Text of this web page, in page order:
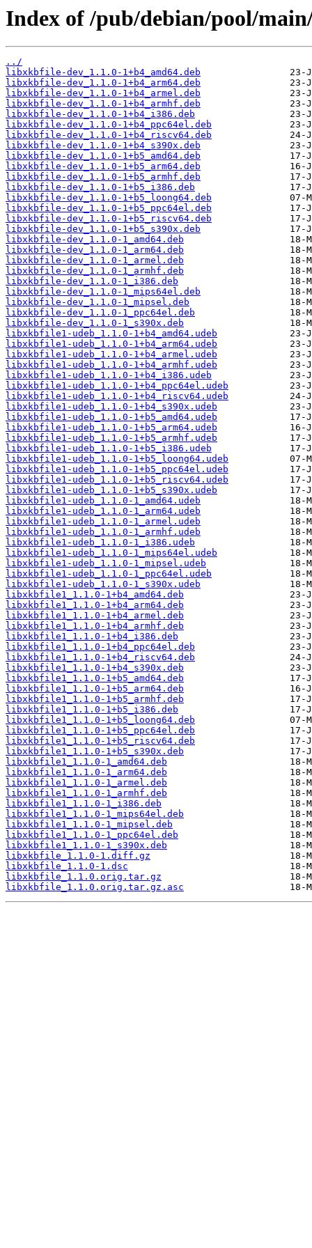
Index of /pub/debian/pool/
../
libxkbfile-dev_1.1.0-1+b4_amd64.deb
libxkbfile-dev_1.1.0-1+b4_arm64.deb
libxkbfile-dev_1.1.0-1+b4_armel.deb
libxkbfile-dev_1.1.0-1+b4_armhf.deb
libxkbfile-dev_1.1.0-1+b4_i386.deb
libxkbfile-dev_1.1.0-1+b4_ppc64el.deb
libxkbfile-dev_1.1.0-1+b4_riscv64.deb
libxkbfile-dev_1.1.0-1+b4_s390x.deb
libxkbfile-dev_1.1.0-1+b5_amd64.deb
libxkbfile-dev_1.1.0-1+b5_arm64.deb
libxkbfile-dev_1.1.0-1+b5_armhf.deb
libxkbfile-dev_1.1.0-1+b5_i386.deb
libxkbfile-dev_1.1.0-1+b5_loong64.deb
libxkbfile-dev_1.1.0-1+b5_ppc64el.deb
libxkbfile-dev_1.1.0-1+b5_riscv64.deb
libxkbfile-dev_1.1.0-1+b5_s390x.deb
libxkbfile-dev_1.1.0-1_amd64.deb
libxkbfile-dev_1.1.0-1_arm64.deb
libxkbfile-dev_1.1.0-1_armel.deb
libxkbfile-dev_1.1.0-1_armhf.deb
libxkbfile-dev_1.1.0-1_i386.deb
libxkbfile-dev_1.1.0-1_mips64el.deb
libxkbfile-dev_1.1.0-1_mipsel.deb
libxkbfile-dev_1.1.0-1_ppc64el.deb
libxkbfile-dev_1.1.0-1_s390x.deb
libxkbfile1-udeb_1.1.0-1+b4_amd64.udeb
libxkbfile1-udeb_1.1.0-1+b4_arm64.udeb
libxkbfile1-udeb_1.1.0-1+b4_armel.udeb
libxkbfile1-udeb_1.1.0-1+b4_armhf.udeb
libxkbfile1-udeb_1.1.0-1+b4_i386.udeb
libxkbfile1-udeb_1.1.0-1+b4_ppc64el.udeb
libxkbfile1-udeb_1.1.0-1+b4_riscv64.udeb
libxkbfile1-udeb_1.1.0-1+b4_s390x.udeb
libxkbfile1-udeb_1.1.0-1+b5_amd64.udeb
libxkbfile1-udeb_1.1.0-1+b5_arm64.udeb
libxkbfile1-udeb_1.1.0-1+b5_armhf.udeb
libxkbfile1-udeb_1.1.0-1+b5_i386.udeb
libxkbfile1-udeb_1.1.0-1+b5_loong64.udeb
libxkbfile1-udeb_1.1.0-1+b5_ppc64el.udeb
libxkbfile1-udeb_1.1.0-1+b5_riscv64.udeb
libxkbfile1-udeb_1.1.0-1+b5_s390x.udeb
libxkbfile1-udeb_1.1.0-1_amd64.udeb
libxkbfile1-udeb_1.1.0-1_arm64.udeb
libxkbfile1-udeb_1.1.0-1_armel.udeb
libxkbfile1-udeb_1.1.0-1_armhf.udeb
libxkbfile1-udeb_1.1.0-1_i386.udeb
libxkbfile1-udeb_1.1.0-1_mips64el.udeb
libxkbfile1-udeb_1.1.0-1_mipsel.udeb
libxkbfile1-udeb_1.1.0-1_ppc64el.udeb
libxkbfile1-udeb_1.1.0-1_s390x.udeb
libxkbfile1_1.1.0-1+b4_amd64.deb
libxkbfile1_1.1.0-1+b4_arm64.deb
libxkbfile1_1.1.0-1+b4_armel.deb
libxkbfile1_1.1.0-1+b4_armhf.deb
libxkbfile1_1.1.0-1+b4_i386.deb
libxkbfile1_1.1.0-1+b4_ppc64el.deb
libxkbfile1_1.1.0-1+b4_riscv64.deb
libxkbfile1_1.1.0-1+b4_s390x.deb
libxkbfile1_1.1.0-1+b5_amd64.deb
libxkbfile1_1.1.0-1+b5_arm64.deb
libxkbfile1_1.1.0-1+b5_armhf.deb
libxkbfile1_1.1.0-1+b5_i386.deb
libxkbfile1_1.1.0-1+b5_loong64.deb
libxkbfile1_1.1.0-1+b5_ppc64el.deb
libxkbfile1_1.1.0-1+b5_riscv64.deb
libxkbfile1_1.1.0-1+b5_s390x.deb
libxkbfile1_1.1.0-1_amd64.deb
libxkbfile1_1.1.0-1_arm64.deb
libxkbfile1_1.1.0-1_armel.deb
libxkbfile1_1.1.0-1_armhf.deb
libxkbfile1_1.1.0-1_i386.deb
libxkbfile1_1.1.0-1_mips64el.deb
libxkbfile1_1.1.0-1_mipsel.deb
libxkbfile1_1.1.0-1_ppc64el.deb
libxkbfile1_1.1.0-1_s390x.deb
libxkbfile_1.1.0-1.diff.gz
libxkbfile_1.1.0-1.dsc
libxkbfile_1.1.0.orig.tar.gz
libxkbfile_1.1.0.orig.tar.gz.asc